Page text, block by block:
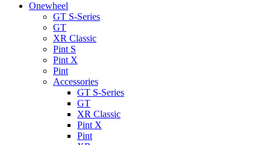
Onewheel
GT S-Series
GT
XR Classic
Pint S
Pint X
Pint
Accessories
GT S-Series
GT
XR Classic
Pint X
Pint